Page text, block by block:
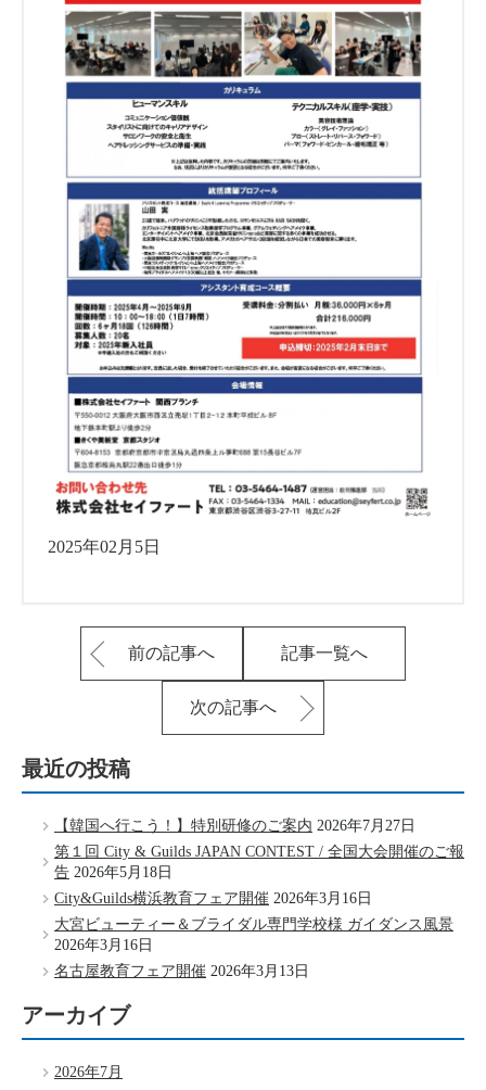
2025年02月5日
前の記事へ 記事一覧へ
次の記事へ
最近の投稿
【韓国へ行こう！】特別研修のご案内 2026年7月27日
第１回 City & Guilds JAPAN CONTEST / 全国大会開催のご報
告 2026年5月18日
City&Guilds横浜教育フェア開催 2026年3月16日
大宮ビューティー＆ブライダル専門学校様 ガイダンス風景
2026年3月16日
名古屋教育フェア開催 2026年3月13日
アーカイブ
2026年7月